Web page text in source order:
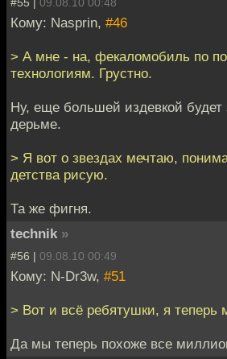
Кому: Nasprin, #46
> А мне - на, фекаломобиль по
технологиям. Грустно.
Ну, еще большей издевкой будет
дерьме.
> Я вот о звездах мечтаю,
детства рисую.
Та же фигня.
technik »
#56 | 09.08.10 00:49
Кому: N-Dr3w, #51
> Вот и всё ребятушки, я теперь
Да мы теперь похоже все